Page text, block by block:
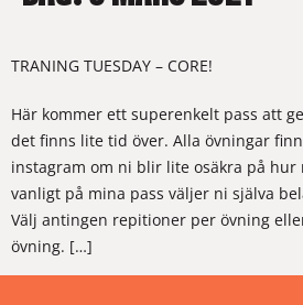
TRANING TUESDAY – CORE!
Här kommer ett superenkelt pass att
det finns lite tid över. Alla övningar
instagram om ni blir lite osäkra på hur
vanligt på mina pass väljer ni själva
Välj antingen repitioner per övning
övning. […]